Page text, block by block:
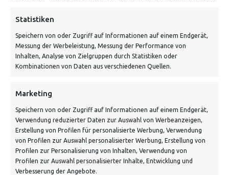
Statistiken
Speichern von oder Zugriff auf Informationen auf einem Endgerät,
Messung der Werbeleistung, Messung der Performance von
Inhalten, Analyse von Zielgruppen durch Statistiken oder
Kombinationen von Daten aus verschiedenen Quellen.
Marketing
Speichern von oder Zugriff auf Informationen auf einem Endgerät,
Verwendung reduzierter Daten zur Auswahl von Werbeanzeigen,
Erstellung von Profilen für personalisierte Werbung, Verwendung
von Profilen zur Auswahl personalisierter Werbung, Erstellung von
Profilen zur Personalisierung von Inhalten, Verwendung von
Profilen zur Auswahl personalisierter Inhalte, Entwicklung und
Verbesserung der Angebote.
Kontakt: Mo - Fr von 10:00 bis 18:00 Uhr
info@vontiling.de